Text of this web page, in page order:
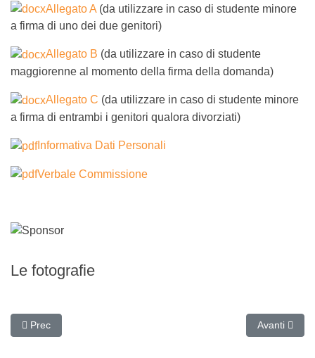
Allegato A (da utilizzare in caso di studente minore
a firma di uno dei due genitori)
Allegato B (da utilizzare in caso di studente
maggiorenne al momento della firma della domanda)
Allegato C (da utilizzare in caso di studente minore
a firma di entrambi i genitori qualora divorziati)
Informativa Dati Personali
Verbale Commissione
Le fotografie
Articolo precedente: Premio "La meglio Gioventù" 2021
Prec Articolo
Avanti